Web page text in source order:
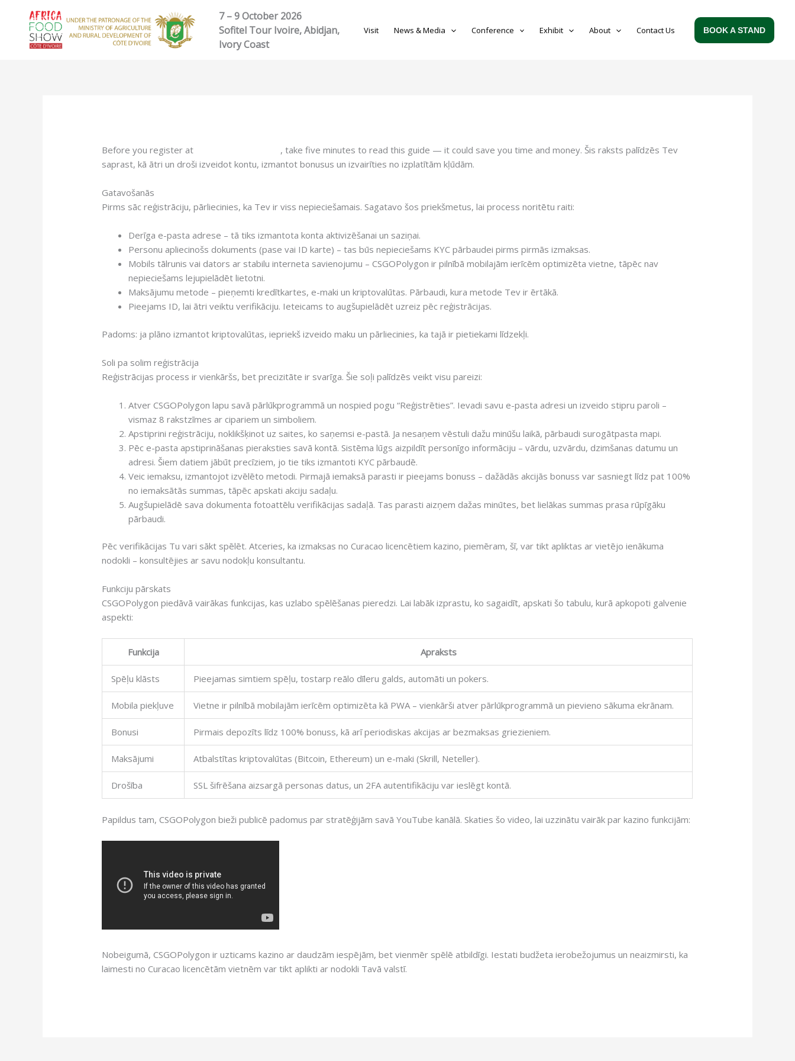
content
7 – 9 October 2026
Sofitel Tour Ivoire, Abidjan,
Ivory Coast
Visit News & Media Conference Exhibit About Contact Us BOOK A STAND
Before you register at
, take five minutes to read this guide — it could save you time and money. Šis raksts palīdzēs Tev
saprast, kā ātri un droši izveidot kontu, izmantot bonusus un izvairīties no izplatītām kļūdām.
Gatavošanās
Pirms sāc reģistrāciju, pārliecinies, ka Tev ir viss nepieciešamais. Sagatavo šos priekšmetus, lai process noritētu raiti:
Derīga e-pasta adrese – tā tiks izmantota konta aktivizēšanai un saziņai.
Personu apliecinošs dokuments (pase vai ID karte) – tas būs nepieciešams KYC pārbaudei pirms pirmās izmaksas.
Mobils tālrunis vai dators ar stabilu interneta savienojumu – CSGOPolygon ir pilnībā mobilajām ierīcēm optimizēta vietne, tāpēc nav
nepieciešams lejupielādēt lietotni.
Maksājumu metode – pieņemti kredītkartes, e-maki un kriptovalūtas. Pārbaudi, kura metode Tev ir ērtākā.
Pieejams ID, lai ātri veiktu verifikāciju. Ieteicams to augšupielādēt uzreiz pēc reģistrācijas.
Padoms: ja plāno izmantot kriptovalūtas, iepriekš izveido maku un pārliecinies, ka tajā ir pietiekami līdzekļi.
Soli pa solim reģistrācija
Reģistrācijas process ir vienkāršs, bet precizitāte ir svarīga. Šie soļi palīdzēs veikt visu pareizi:
Atver CSGOPolygon lapu savā pārlūkprogrammā un nospied pogu “Reģistrēties”. Ievadi savu e-pasta adresi un izveido stipru paroli –
vismaz 8 rakstzīmes ar cipariem un simboliem.
Apstiprini reģistrāciju, noklikšķinot uz saites, ko saņemsi e-pastā. Ja nesaņem vēstuli dažu minūšu laikā, pārbaudi surogātpasta mapi.
Pēc e-pasta apstiprināšanas pieraksties savā kontā. Sistēma lūgs aizpildīt personīgo informāciju – vārdu, uzvārdu, dzimšanas datumu un
adresi. Šiem datiem jābūt precīziem, jo tie tiks izmantoti KYC pārbaudē.
Veic iemaksu, izmantojot izvēlēto metodi. Pirmajā iemaksā parasti ir pieejams bonuss – dažādās akcijās bonuss var sasniegt līdz pat 100%
no iemaksātās summas, tāpēc apskati akciju sadaļu.
Augšupielādē sava dokumenta fotoattēlu verifikācijas sadaļā. Tas parasti aizņem dažas minūtes, bet lielākas summas prasa rūpīgāku
pārbaudi.
Pēc verifikācijas Tu vari sākt spēlēt. Atceries, ka izmaksas no Curacao licencētiem kazino, piemēram, šī, var tikt apliktas ar vietējo ienākuma
nodokli – konsultējies ar savu nodokļu konsultantu.
Funkciju pārskats
CSGOPolygon piedāvā vairākas funkcijas, kas uzlabo spēlēšanas pieredzi. Lai labāk izprastu, ko sagaidīt, apskati šo tabulu, kurā apkopoti galvenie
aspekti:
Funkcija Apraksts
Spēļu klāsts Pieejamas simtiem spēļu, tostarp reālo dīleru galds, automāti un pokers.
Mobila piekļuve Vietne ir pilnībā mobilajām ierīcēm optimizēta kā PWA – vienkārši atver pārlūkprogrammā un pievieno sākuma ekrānam.
Bonusi Pirmais depozīts līdz 100% bonuss, kā arī periodiskas akcijas ar bezmaksas griezieniem.
Maksājumi Atbalstītas kriptovalūtas (Bitcoin, Ethereum) un e-maki (Skrill, Neteller).
Drošība SSL šifrēšana aizsargā personas datus, un 2FA autentifikāciju var ieslēgt kontā.
Papildus tam, CSGOPolygon bieži publicē padomus par stratēģijām savā YouTube kanālā. Skaties šo video, lai uzzinātu vairāk par kazino funkcijām:
Nobeigumā, CSGOPolygon ir uzticams kazino ar daudzām iespējām, bet vienmēr spēlē atbildīgi. Iestati budžeta ierobežojumus un neaizmirsti, ka
laimesti no Curacao licencētām vietnēm var tikt aplikti ar nodokli Tavā valstī.